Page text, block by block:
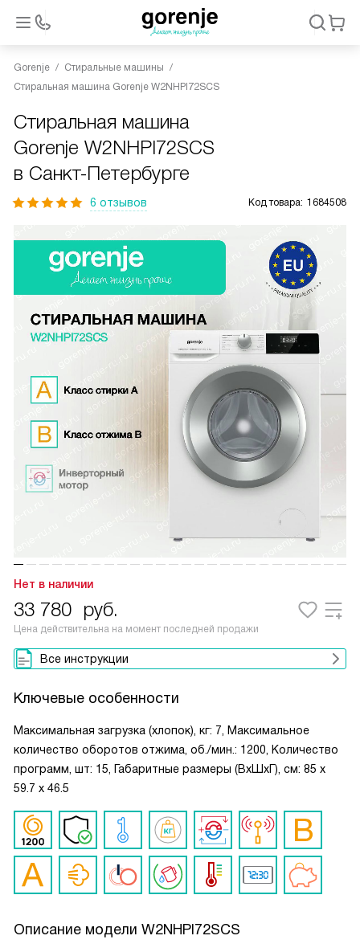
Gorenje
Стиральные машины
Стиральная машина Gorenje W2NHPI72SCS
Стиральная машина
Gorenje W2NHPI72SCS
в Санкт-Петербурге
6 отзывов Код товара: 1684508
Нет в наличии
33 780 руб.
Цена действительна на момент последней продажи
Все инструкции
Ключевые особенности
Максимальная загрузка (хлопок), кг: 7, Максимальное
количество оборотов отжима, об./мин.: 1200, Количество
программ, шт: 15, Габаритные размеры (ВxШxГ), см: 85 х
59.7 х 46.5
Описание модели W2NHPI72SCS